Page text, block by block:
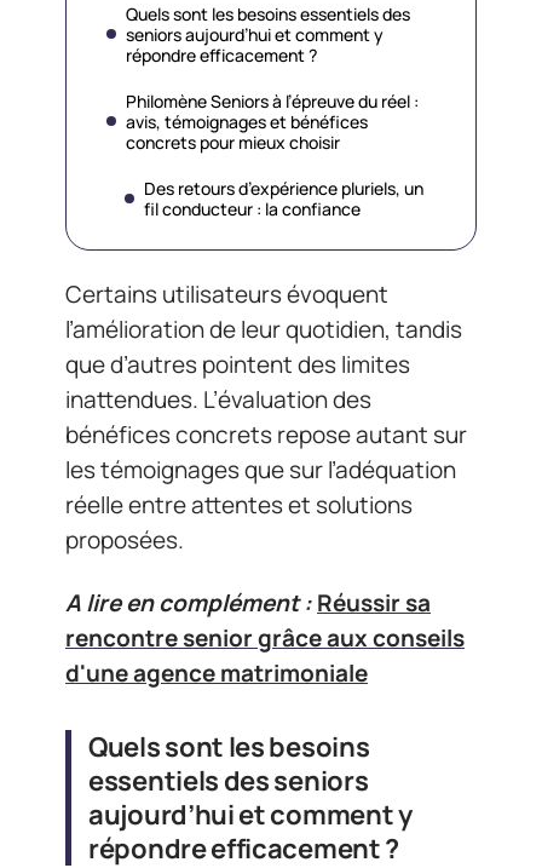
Quels sont les besoins essentiels des
seniors aujourd’hui et comment y
répondre efficacement ?
Philomène Seniors à l’épreuve du réel :
avis, témoignages et bénéfices
concrets pour mieux choisir
Des retours d’expérience pluriels, un
fil conducteur : la confiance
Certains utilisateurs évoquent
l’amélioration de leur quotidien, tandis
que d’autres pointent des limites
inattendues. L’évaluation des
bénéfices concrets repose autant sur
les témoignages que sur l’adéquation
réelle entre attentes et solutions
proposées.
A lire en complément :Réussir sa
rencontre senior grâce aux conseils
d'une agence matrimoniale
Quels sont les besoins
essentiels des seniors
aujourd’hui et comment y
répondre efficacement ?